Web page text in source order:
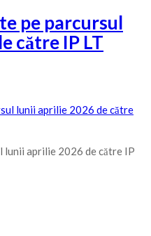
pe parcursul
către IP LT
aprilie 2026 de către IP